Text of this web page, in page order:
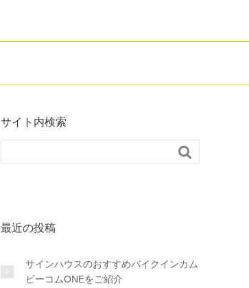
サイト内検索

最近の投稿
サインハウスのおすすめバイクインカム
ビーコムONEをご紹介